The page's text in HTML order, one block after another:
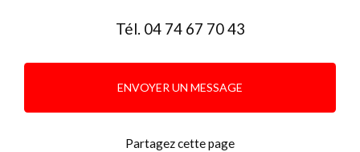
Tél. 04 74 67 70 43
ENVOYER UN MESSAGE
Partagez cette page